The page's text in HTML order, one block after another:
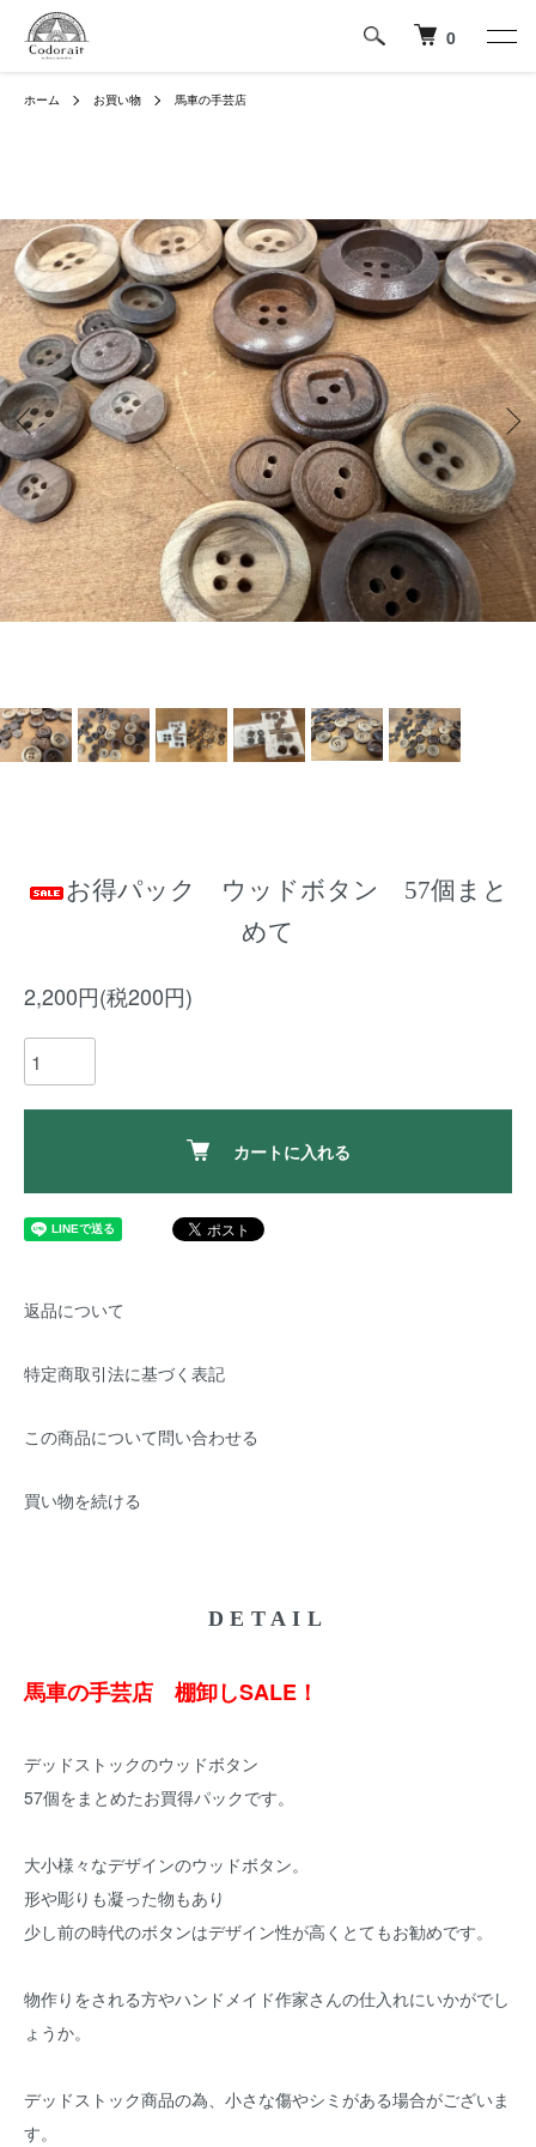
0
ホーム お買い物 馬車の手芸店
お得パック ウッドボタン 57個まと
めて
2,200円(税200円)
カートに入れる
返品について
特定商取引法に基づく表記
この商品について問い合わせる
買い物を続ける
DETAIL
馬車の手芸店 棚卸しSALE！
デッドストックのウッドボタン
57個をまとめたお買得パックです。
大小様々なデザインのウッドボタン。
形や彫りも凝った物もあり
少し前の時代のボタンはデザイン性が高くとてもお勧めです。
物作りをされる方やハンドメイド作家さんの仕入れにいかがでし
ょうか。
デッドストック商品の為、小さな傷やシミがある場合がございま
す。